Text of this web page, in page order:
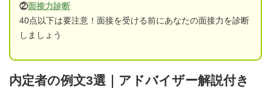
②面接力診断
40点以下は要注意！面接を受ける前にあなたの面接力を診断
しましょう
内定者の例文3選｜アドバイザー解説付き